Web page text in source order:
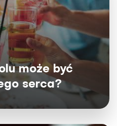
może być
serca?